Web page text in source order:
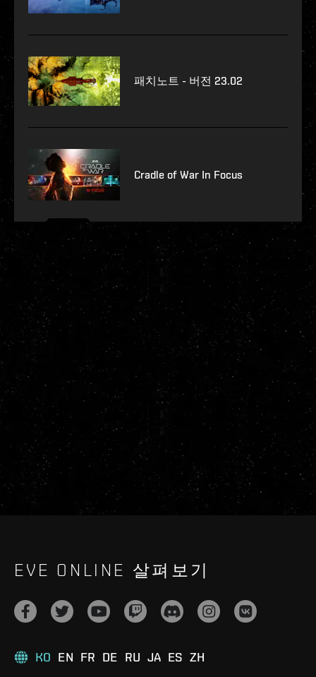
패치노트 - 버전 23.02
Cradle of War In Focus
EVE ONLINE 살펴보기
KO EN FR DE RU JA ES ZH